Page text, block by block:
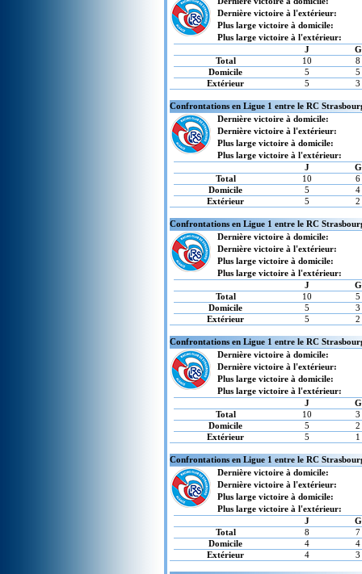
Dernière victoire à l'extérieur:
Plus large victoire à domicile:
Plus large victoire à l'extérieur:
J
G
Total
10
8
Domicile
5
5
Extérieur
5 3
Confrontations en Ligue 1 entre le RC
Dernière victoire à domicile:
Dernière victoire à l'extérieur:
Plus large victoire à domicile:
Plus large victoire à l'extérieur:
J
G
Total
10
6
Domicile
5
4
Extérieur
5 2
Confrontations en Ligue 1 entre le RC
Dernière victoire à domicile:
Dernière victoire à l'extérieur:
Plus large victoire à domicile:
Plus large victoire à l'extérieur:
J
G
Total
10
5
Domicile
5
3
Extérieur
5 2
Confrontations en Ligue 1 entre le RC
Dernière victoire à domicile:
Dernière victoire à l'extérieur:
Plus large victoire à domicile:
Plus large victoire à l'extérieur:
J
G
Total
10
3
Domicile
5
2
Extérieur
5 1
Confrontations en Ligue 1 entre le RC
Dernière victoire à domicile:
Dernière victoire à l'extérieur:
Plus large victoire à domicile:
Plus large victoire à l'extérieur:
J
G
Total
8
7
Domicile
4
4
Extérieur
4 3